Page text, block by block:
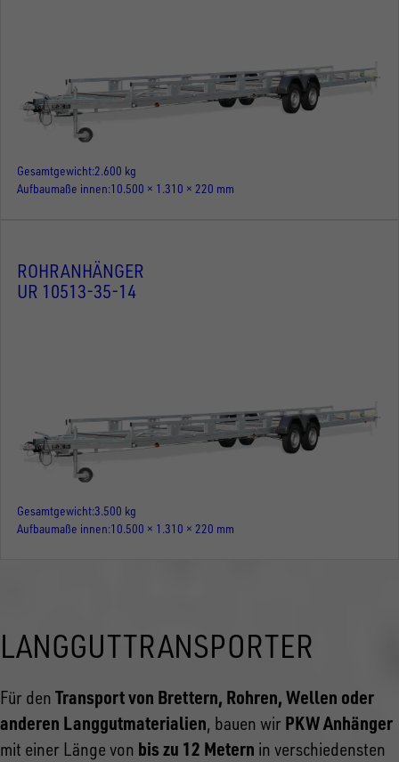
Gesamtgewicht 2.600 kg
Aufbaumaße innen 10.500 × 1.310 × 220 mm
ROHRANHÄNGER
UR 10513-35-14
Gesamtgewicht3.500 kg
Aufbaumaße innen 10.500 × 1.310 × 220 mm
LANGGUTTRANSPORTER
Für den Transport von Brettern, Rohren, Wellen oder
anderen Langgutmaterialien, bauen wir PKW Anhänger
mit einer Länge von bis zu 12 Metern in verschiedensten